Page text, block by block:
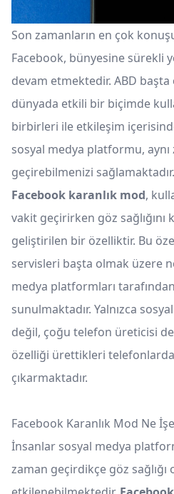
Son zamanların en çok
Facebook, bünyesine sürekli
devam etmektedir. ABD
dünyada etkili bir biçimde
birbirleri ile etkileşim
sosyal medya platformu,
geçirebilmenizi sağlamaktadır.
Facebook karanlık mod,
vakit geçirirken göz
geliştirilen bir özelliktir. Bu
servisleri başta olmak üzere
medya platformları tarafından
sunulmaktadır. Yalnızca
değil, çoğu telefon üreticisi
özelliği ürettikleri telefonlarda
çıkarmaktadır.
Facebook Karanlık Mod Ne
İnsanlar sosyal medya
zaman geçirdikçe göz